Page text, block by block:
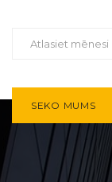
SEKO MUMS